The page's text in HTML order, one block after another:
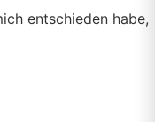
entschieden habe,